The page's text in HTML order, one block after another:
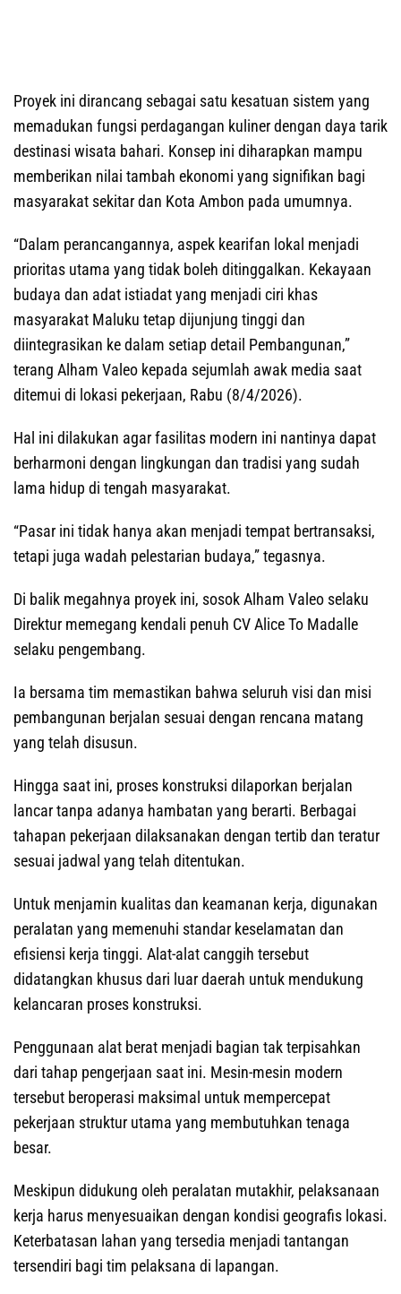
Proyek ini dirancang sebagai satu kesatuan sistem yang
memadukan fungsi perdagangan kuliner dengan daya tarik
destinasi wisata bahari. Konsep ini diharapkan mampu
memberikan nilai tambah ekonomi yang signifikan bagi
masyarakat sekitar dan Kota Ambon pada umumnya.
“Dalam perancangannya, aspek kearifan lokal menjadi
prioritas utama yang tidak boleh ditinggalkan. Kekayaan
budaya dan adat istiadat yang menjadi ciri khas
masyarakat Maluku tetap dijunjung tinggi dan
diintegrasikan ke dalam setiap detail Pembangunan,”
terang Alham Valeo kepada sejumlah awak media saat
ditemui di lokasi pekerjaan, Rabu (8/4/2026).
Hal ini dilakukan agar fasilitas modern ini nantinya dapat
berharmoni dengan lingkungan dan tradisi yang sudah
lama hidup di tengah masyarakat.
“Pasar ini tidak hanya akan menjadi tempat bertransaksi,
tetapi juga wadah pelestarian budaya,” tegasnya.
Di balik megahnya proyek ini, sosok Alham Valeo selaku
Direktur memegang kendali penuh CV Alice To Madalle
selaku pengembang.
Ia bersama tim memastikan bahwa seluruh visi dan misi
pembangunan berjalan sesuai dengan rencana matang
yang telah disusun.
Hingga saat ini, proses konstruksi dilaporkan berjalan
lancar tanpa adanya hambatan yang berarti. Berbagai
tahapan pekerjaan dilaksanakan dengan tertib dan teratur
sesuai jadwal yang telah ditentukan.
Untuk menjamin kualitas dan keamanan kerja, digunakan
peralatan yang memenuhi standar keselamatan dan
efisiensi kerja tinggi. Alat-alat canggih tersebut
didatangkan khusus dari luar daerah untuk mendukung
kelancaran proses konstruksi.
Penggunaan alat berat menjadi bagian tak terpisahkan
dari tahap pengerjaan saat ini. Mesin-mesin modern
tersebut beroperasi maksimal untuk mempercepat
pekerjaan struktur utama yang membutuhkan tenaga
besar.
Meskipun didukung oleh peralatan mutakhir, pelaksanaan
kerja harus menyesuaikan dengan kondisi geografis lokasi.
Keterbatasan lahan yang tersedia menjadi tantangan
tersendiri bagi tim pelaksana di lapangan.